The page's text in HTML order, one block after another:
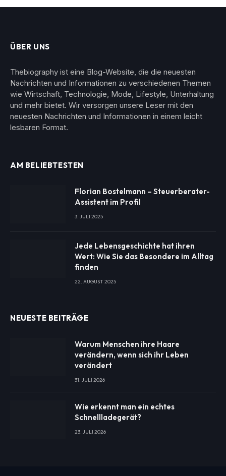
ÜBER UNS
Thebiography ist eine Blog-Website, die die neuesten
Nachrichten und Informationen zu verschiedenen Themen
wie Wirtschaft, Technologie, Mode, Lifestyle, Unterhaltung
und mehr bietet. Wir versorgen unsere Leser mit den
neuesten Nachrichten und Informationen in einem leicht
lesbaren Format.
AM BELIEBTESTEN
Florian Bostelmann – Steuerberater-
Assistent im Profil
3. JULI 2025
Jede Lebensgeschichte hat ihren
Wert: Wie Sie das Besondere im Alltag
finden
22. AUGUST 2025
NEUESTE BEITRÄGE
Warum Menschen ihre Haare
verändern, wenn sich ihr Leben
verändert
31. JULI 2026
Wie erkennt man ein echtes
Schnellladegerät?
23. JULI 2026